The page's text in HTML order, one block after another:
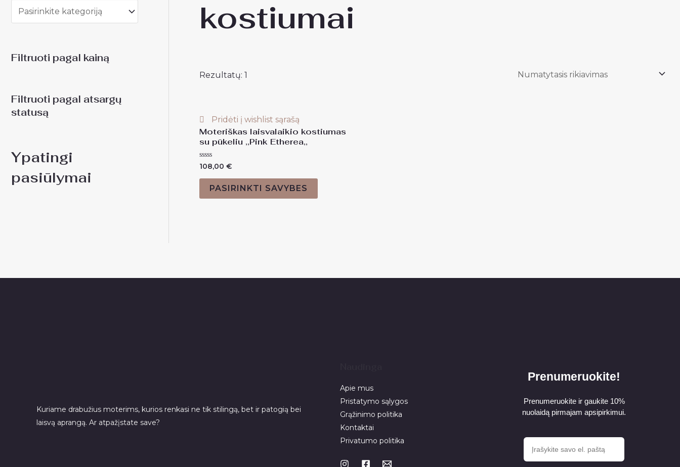
Filtruoti pagal kainą
Filtruoti pagal atsargų
statusą
Ypatingi
pasiūlymai
kostiumai
Rezultatų: 1
Pridėti į wishlist sąrašą
Moteriškas laisvalaikio kostiumas
su pūkeliu ,,Pink Etherea,,
Įvertinimas:
0
iš
108,00 €
PASIRINKTI SAVYBES
Kuriame drabužius moterims, kurios renkasi ne tik stilingą, bet ir patogią bei
laisvą aprangą. Ar atpažįstate save?
Apie mus
Pristatymo sąlygos
Grąžinimo politika
Kontaktai
Privatumo politika
Prenumeruokite!
Prenumeruokite ir gaukite 10%
nuolaidą pirmajam apsipirkimui.